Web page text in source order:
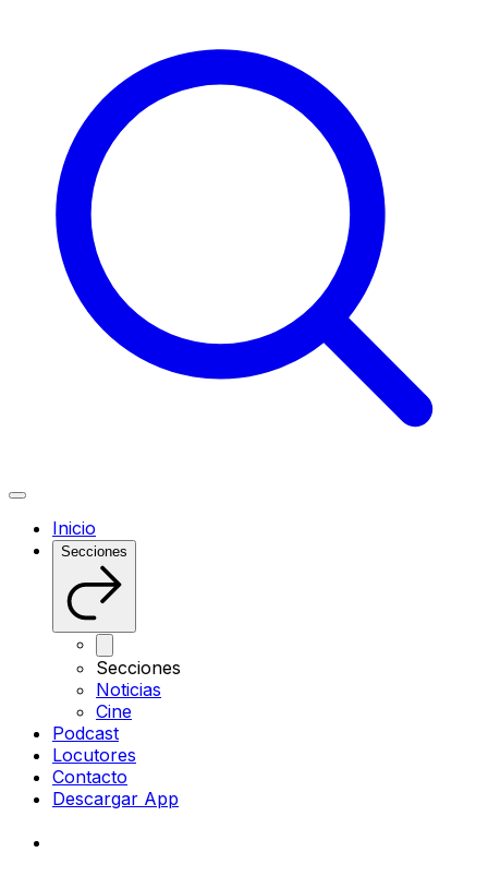
Inicio
Secciones
Secciones
Noticias
Cine
Podcast
Locutores
Contacto
Descargar App